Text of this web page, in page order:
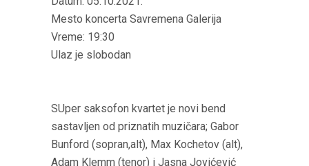
Mesto koncerta Savremena Galerija
Vreme: 19:30
Ulaz je slobodan
SUper saksofon kvartet je novi bend
sastavljen od priznatih muzičara; Gabor
Bunford (sopran,alt), Max Kochetov (alt),
Adam Klemm (tenor) i Jasna Jovićević